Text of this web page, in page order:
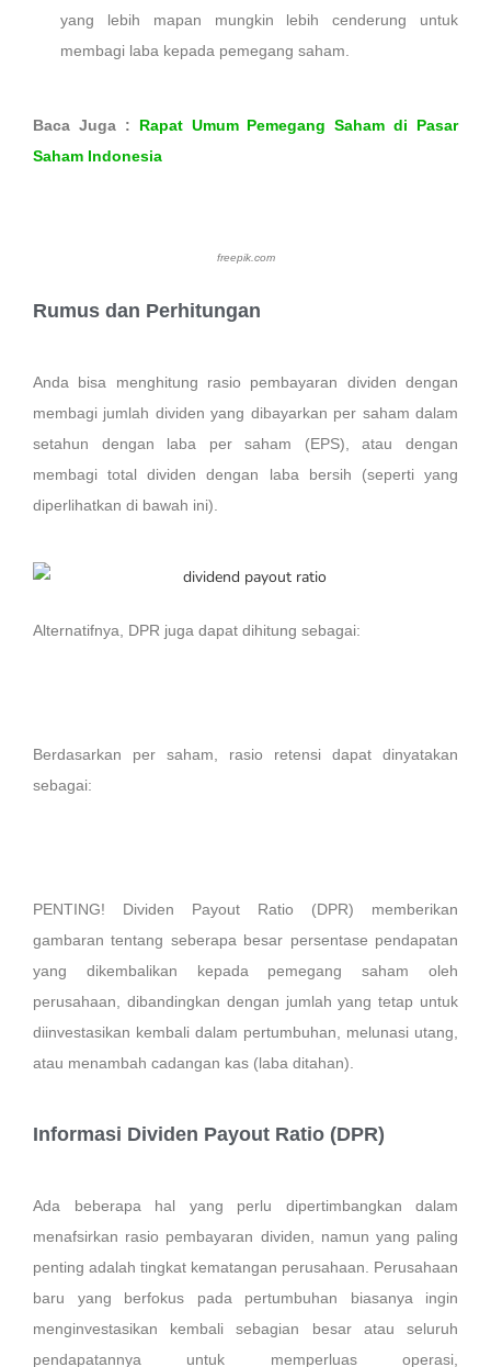
yang lebih mapan mungkin lebih cenderung untuk
membagi laba kepada pemegang saham.
Baca Juga : Rapat Umum Pemegang Saham di Pasar
Saham Indonesia
freepik.com
Rumus dan Perhitungan
Anda bisa menghitung rasio pembayaran dividen dengan
membagi jumlah dividen yang dibayarkan per saham dalam
setahun dengan laba per saham (EPS), atau dengan
membagi total dividen dengan laba bersih (seperti yang
diperlihatkan di bawah ini).
Alternatifnya, DPR juga dapat dihitung sebagai:
Berdasarkan per saham, rasio retensi dapat dinyatakan
sebagai:
PENTING! Dividen Payout Ratio (DPR) memberikan
gambaran tentang seberapa besar persentase pendapatan
yang dikembalikan kepada pemegang saham oleh
perusahaan, dibandingkan dengan jumlah yang tetap untuk
diinvestasikan kembali dalam pertumbuhan, melunasi utang,
atau menambah cadangan kas (laba ditahan).
Informasi Dividen Payout Ratio (DPR)
Ada beberapa hal yang perlu dipertimbangkan dalam
menafsirkan rasio pembayaran dividen, namun yang paling
penting adalah tingkat kematangan perusahaan. Perusahaan
baru yang berfokus pada pertumbuhan biasanya ingin
menginvestasikan kembali sebagian besar atau seluruh
pendapatannya untuk memperluas operasi,